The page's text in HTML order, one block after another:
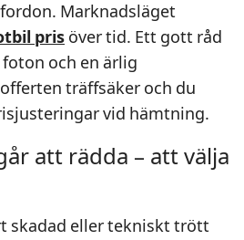
Marknadsläget
pris över tid. Ett gott råd
och en ärlig
träffsäker och du
vid hämtning.
att rädda – att välja
skadad eller tekniskt trött